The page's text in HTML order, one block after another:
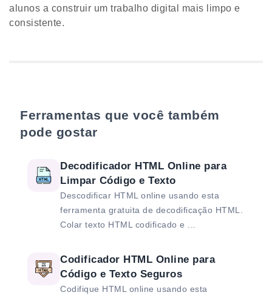
alunos a construir um trabalho digital mais limpo e
consistente.
Ferramentas que você também
pode gostar
Decodificador HTML Online para
Limpar Código e Texto
Descodificar HTML online usando esta
ferramenta gratuita de decodificação HTML.
Colar texto HTML codificado e ...
Codificador HTML Online para
Código e Texto Seguros
Codifique HTML online usando esta